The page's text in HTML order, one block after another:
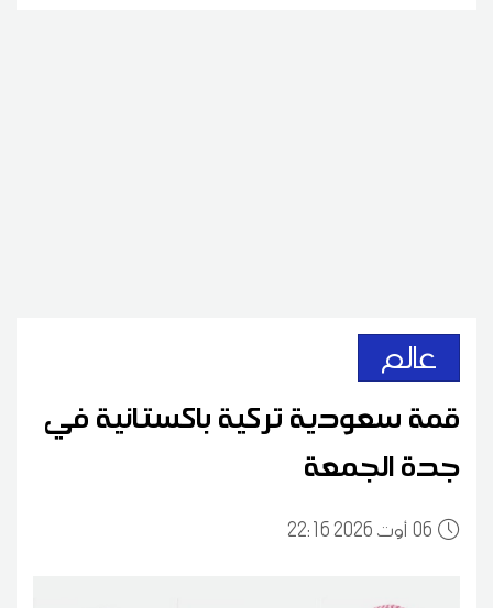
عالم
قمة سعودية تركية باكستانية في
جدة الجمعة
0622:16 2026 أوت